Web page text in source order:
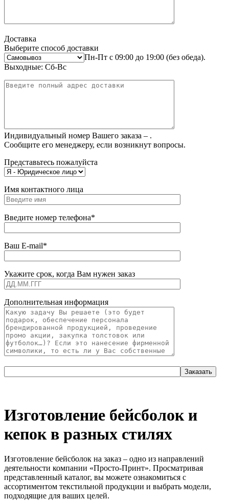
Доставка
Выберите способ доставки
Пн-Пт с 09:00 до 19:00 (без обеда).
Выходные: Сб-Вс
Индивидуальный номер Вашего заказа – .
Сообщите его менеджеру, если возникнут вопросы.
Представьтесь пожалуйста
Имя контактного лица
Введите номер телефона*
Ваш E-mail*
Укажите срок, когда Вам нужен заказ
Дополнительная информация
Изготовление бейсболок и
кепок в разных стилях
Изготовление бейсболок на заказ – одно из направлений
деятельности компании «Просто-Принт». Просматривая
представленный каталог, вы можете ознакомиться с
ассортиментом текстильной продукции и выбрать модели,
подходящие для ваших целей.